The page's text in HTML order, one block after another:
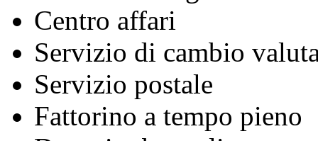
Centro affari
Servizio di cambio
Servizio postale
Fattorino a tempo pieno